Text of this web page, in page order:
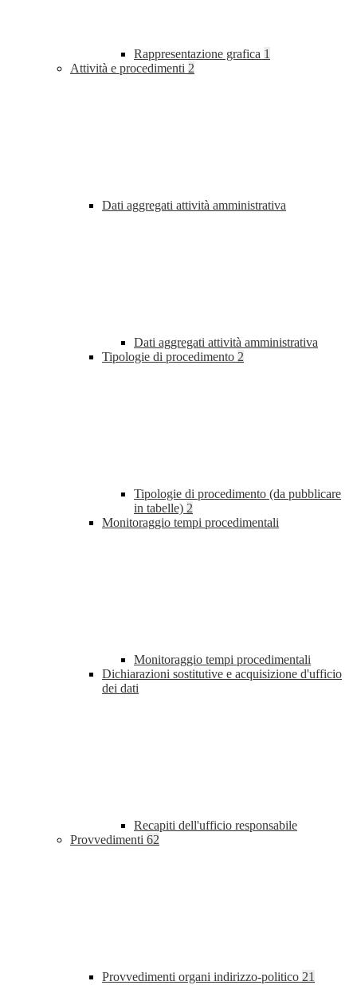
Rappresentazione grafica 1
Attività e procedimenti 2
Dati aggregati attività amministrativa
Dati aggregati attività amministrativa
Tipologie di procedimento 2
Tipologie di procedimento (da pubblicare
in tabelle) 2
Monitoraggio tempi procedimentali
Monitoraggio tempi procedimentali
Dichiarazioni sostitutive e acquisizione d'ufficio
dei dati
Recapiti dell'ufficio responsabile
Provvedimenti 62
Provvedimenti organi indirizzo-politico 21